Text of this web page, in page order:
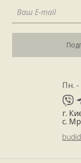
Пн. -
г.
с.